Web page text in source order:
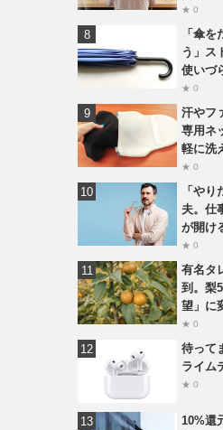
★ 0
「傘
う」ス
使いづ
★ 0
汗やフ
専用ネ
軽に洗
★ 0
「や
夫。仕
が開け
★ 0
有名タ
到。梨
望」に
★ 0
待って
ライム
★ 0
10%還